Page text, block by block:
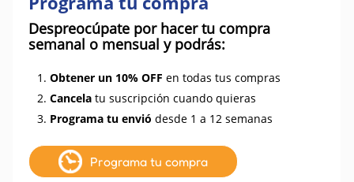
Despreocúpate por hacer tu compra
semanal o mensual y podrás:
1. Obtener un 10% OFF en todas tus compras
2. Cancela tu suscripción cuando quieras
3. Programa tu envió desde 1 a 12 semanas
Programa tu compra